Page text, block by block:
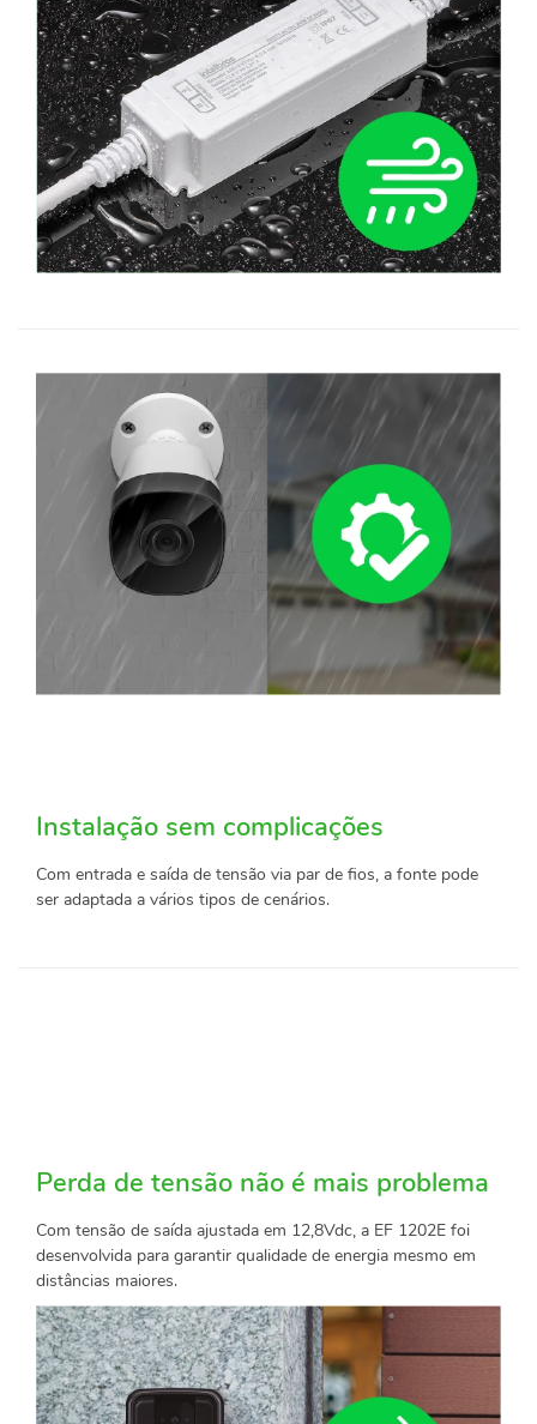
Instalação sem complicações
Com entrada e saída de tensão via par de fios, a fonte pode
ser adaptada a vários tipos de cenários.
Perda de tensão não é mais problema
Com tensão de saída ajustada em 12,8Vdc, a EF 1202E foi
desenvolvida para garantir qualidade de energia mesmo em
distâncias maiores.